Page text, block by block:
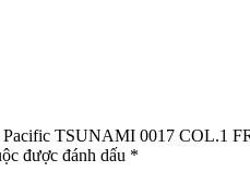
Pacific TSUNAMI 0017 COL.1
được đánh dấu *